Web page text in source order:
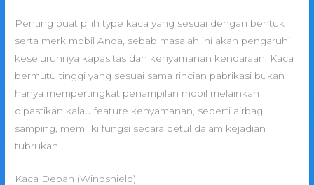
Penting buat pilih type kaca yang sesuai dengan bentuk
serta merk mobil Anda, sebab masalah ini akan pengaruhi
keseluruhnya kapasitas dan kenyamanan kendaraan. Kaca
bermutu tinggi yang sesuai sama rincian pabrikasi bukan
hanya mempertingkat penampilan mobil melainkan
dipastikan kalau feature kenyamanan, seperti airbag
samping, memiliki fungsi secara betul dalam kejadian
tubrukan.
Kaca Depan (Windshield)